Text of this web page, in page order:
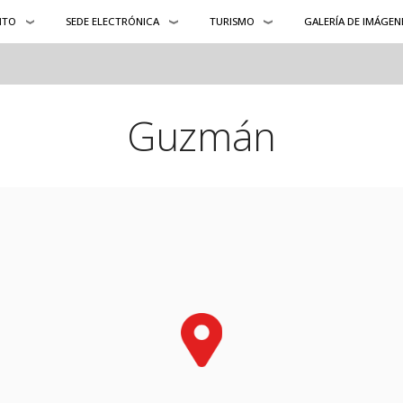
SEDE ELECTRÓNICA TURISMO GALERÍA DE
Guzmán